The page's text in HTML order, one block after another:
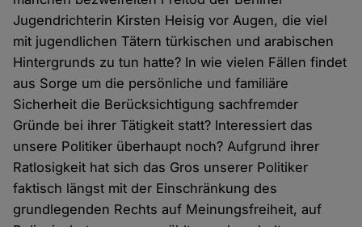
Jugendrichterin Kirsten Heisig vor Augen, die viel
mit jugendlichen Tätern türkischen und arabischen
Hintergrunds zu tun hatte? In wie vielen Fällen findet
aus Sorge um die persönliche und familiäre
Sicherheit die Berücksichtigung sachfremder
Gründe bei ihrer Tätigkeit statt? Interessiert das
unsere Politiker überhaupt noch? Aufgrund ihrer
Ratlosigkeit hat sich das Gros unserer Politiker
faktisch längst mit der Einschränkung des
grundlegenden Rechts auf Meinungsfreiheit, auf